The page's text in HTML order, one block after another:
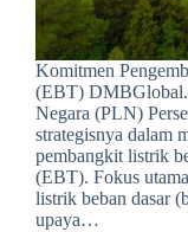
Komitmen
(EBT)
Negara (PLN)
strategisnya dalam
pembangkit listrik
(EBT). Fokus
listrik beban dasar
upaya…